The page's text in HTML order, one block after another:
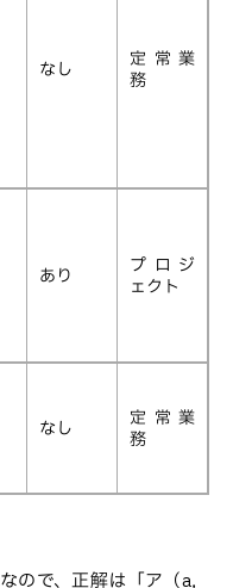
なし
定常業
務
あり
プロジ
ェクト
なし
定常業
務
ので、正解は「ア（a，